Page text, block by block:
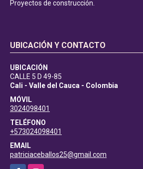
Proyectos de construcción.
UBICACIÓN Y CONTACTO
UBICACIÓN
CALLE 5 D 49-85
Cali - Valle del Cauca - Colombia
MÓVIL
3024098401
TELÉFONO
+573024098401
EMAIL
patriciaceballos25@gmail.com